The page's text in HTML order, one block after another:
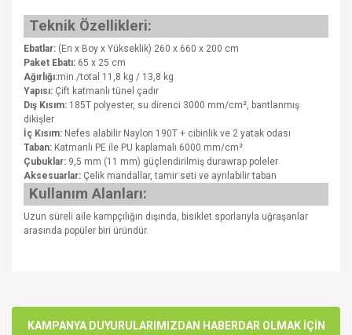
Teknik Özellikleri:
Ebatlar: (En x Boy x Yükseklik) 260 x 660 x 200 cm
Paket Ebatı: 65 x 25 cm
Ağırlığı:min./total 11,8 kg / 13,8 kg
Yapısı: Çift katmanlı tünel çadır
Dış Kısım: 185T polyester, su direnci 3000 mm/cm², bantlanmış
dikişler
İç Kısım: Nefes alabilir Naylon 190T + cibinlik ve 2 yatak odası
Taban: Katmanlı PE ile PU kaplamalı 6000 mm/cm²
Çubuklar: 9,5 mm (11 mm) güçlendirilmiş durawrap poleler
Aksesuarlar: Çelik mandallar, tamir seti ve ayrılabilir taban
Kullanım Alanları:
Uzun süreli aile kampçılığın dışında, bisiklet sporlarıyla uğraşanlar
arasında popüler biri üründür.
kullanarak tarafımıza iletebilirsiniz.
Görüş ve önerileriniz için teşekkür ederiz.
KAMPANYA DUYURULARIMIZDAN HABERDAR OLMAK İÇİN